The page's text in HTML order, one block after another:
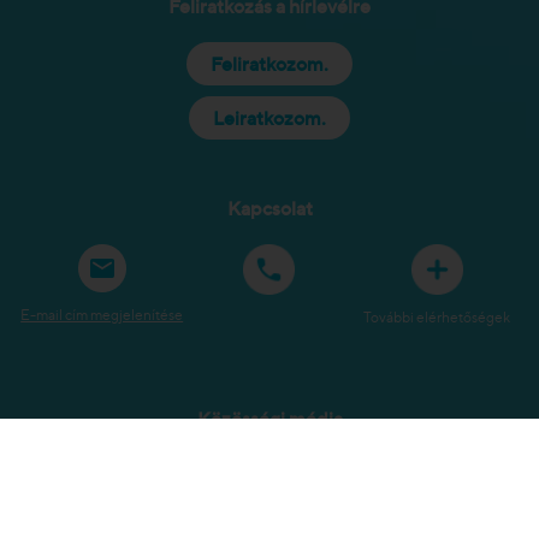
Feliratkozás a hírlevélre
Feliratkozom.
Leiratkozom.
Kapcsolat
E-mail cím megjelenítése További elérhetőségek
Közösségi média